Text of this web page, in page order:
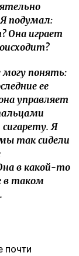
Я подумал:
Она играет
могу понять:
ее
управляет
Я
так сидели
в какой-то
в таком
почти